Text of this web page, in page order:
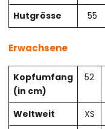
Hutgrösse
55
Erwachsene
Kopfumfang
(in cm)
52
Weltweit XS